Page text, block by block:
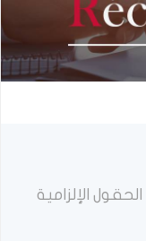
الحقول الإلزامية